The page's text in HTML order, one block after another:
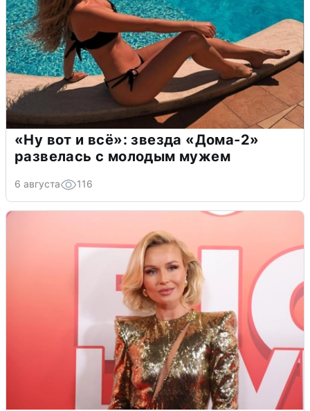
«Ну вот и всё»: звезда «Дома-2»
развелась с молодым мужем
6 августа 116